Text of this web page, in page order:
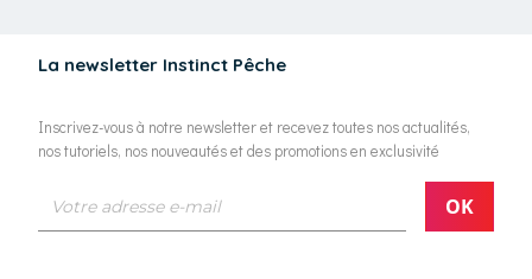
La newsletter Instinct Pêche
Inscrivez-vous à notre newsletter et recevez toutes nos actualités,
nos tutoriels, nos nouveautés et des promotions en exclusivité